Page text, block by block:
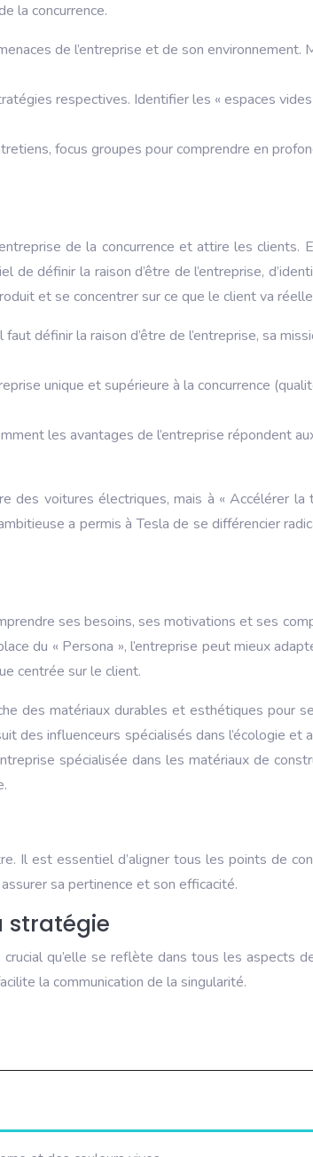
la concurrence.
de l’entreprise et de son environnement.
respectives. Identifier les « espaces
focus groupes pour comprendre en
de la concurrence et attire les clients.
définir la raison d’être de l’entreprise,
et se concentrer sur ce que le client va
définir la raison d’être de l’entreprise, sa
unique et supérieure à la concurrence
les avantages de l’entreprise répondent
voitures électriques, mais à « Accélérer
a permis à Tesla de se différencier
ses besoins, ses motivations et ses
du « Persona », l’entreprise peut mieux
centrée sur le client.
des matériaux durables et esthétiques
influenceurs spécialisés dans l’écologie et
spécialisée dans les matériaux de
Il est essentiel d’aligner tous les points de
sa pertinence et son efficacité.
stratégie
qu’elle se reflète dans tous les aspects de
la communication de la singularité.